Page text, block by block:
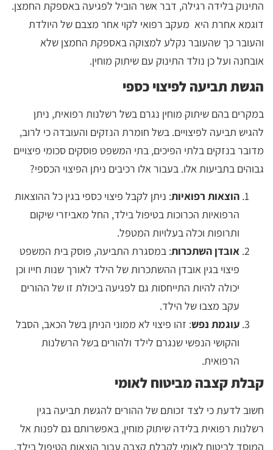
התינוק בלידה רגילה, דבר אשר הוביל לפגיעה באספקת החמצן.
דוגמא אחרת היא מעקב רפואי לקוי אחר מצבם של היולדת
והעובר כך שהעובר נקלע למצוקה באספקת החמצן שלא
אובחנה ועל כן נולד התינוק עם שיתוק מוחין.
הגשת תביעה לפיצוי כספי
במקרים בהם שיתוק מוחין נגרם בשל רשלנות רפואית, ניתן
להגיש תביעה לפיצויים. בשל חומרת הנזקים והעובדה כי לרוב,
מדובר בנזקים בלתי הפיכים, בתי המשפט פוסקים סכומי פיצויים
גבוהים בתביעות אלו. בעבור אלו רכיבים ניתן הפיצוי הכספי?
הוצאות רפואיות: ניתן לקבל פיצוי כספי בגין כל ההוצאות
הרפואיות הכרוכות בטיפול בילד, החל מאביזרי שיקום
ותרופות וכלה בעלויות המטפל.
אובדן השתכרות: במסגרת התביעה, פוסק בית המשפט
פיצוי בגין אובדן ההשתכרות של הילד לאורך שנות חייו וכן
יכולה להיות התייחסות גם לפגיעה ביכולת זו של ההורים
עקב מצבו של הילד.
עוגמת נפש: זהו פיצוי לא ממוני הניתן בשל הכאב, הסבל
והקושי הנפשי שנגרם לילד ולהורים בשל הרשלנות
הרפואית.
קבלת קצבה מביטוח לאומי
חשוב לדעת כי לצד זכותם של ההורים להגשת תביעה בגין
רשלנות רפואית בלידה שיתוק מוחין, באפשרותם גם לפנות אל
המוסד לביטוח לאומי לקבלת קצבה עבור הוצאות הטיפול בילד.